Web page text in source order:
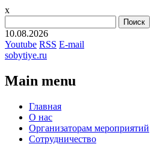
x
10.08.2026
Youtube RSS E-mail
sobytiye.ru
Main menu
Skip
content
Главная
О нас
Организаторам мероприятий
Сотрудничество